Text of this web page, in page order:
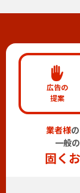
広告の
提案
業者様
一般
固く